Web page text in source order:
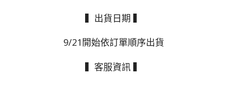
▍出貨日期 ▍
9/21開始依訂單順序出貨
▍客服資訊 ▍